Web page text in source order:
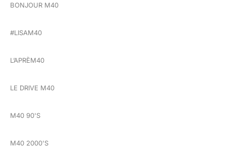
BONJOUR M40
#LISAM40
L’APRÈM40
LE DRIVE M40
M40 90'S
M40 2000'S